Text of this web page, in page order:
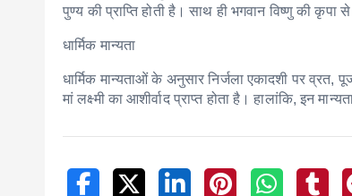
पुण्य की प्राप्ति होती है। साथ ही भगवान विष्णु की कृपा
धार्मिक मान्यता
धार्मिक मान्यताओं के अनुसार निर्जला एकादशी पर व्रत,
मां लक्ष्मी का आशीर्वाद प्राप्त होता है। हालांकि, इन